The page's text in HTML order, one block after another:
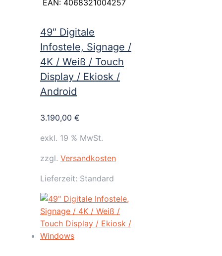
EAN: 4068321004257
49″ Digitale
Infostele, Signage /
4K / Weiß / Touch
Display / Ekiosk /
Android
3.190,00 €
exkl. 19 % MwSt.
zzgl. Versandkosten
Lieferzeit: Standard